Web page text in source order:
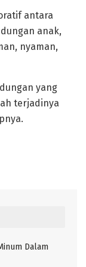
antara
anak,
nyaman,
yang
terjadinya
Dalam